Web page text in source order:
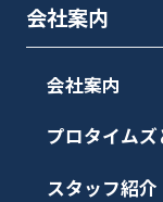
会社案内
会社案内
プロタイムズ
スタッフ紹介